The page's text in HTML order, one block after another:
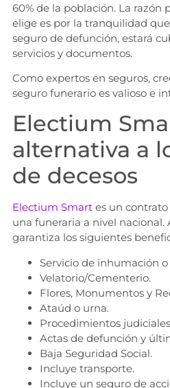
60% de la población. La
elige es por la tranquilidad
seguro de defunción, estará
servicios y documentos.
Como expertos en seguros,
seguro funerario es valioso e
Electium
alternativa a
de decesos
Electium Smartes un contrato
una funeraria a nivel nacional.
garantiza los siguientes
Servicio de inhumación
Velatorio/Cementerio.
Flores, Monumentos y
Ataúd o urna.
Procedimientos
Actas de defunción y
Baja Seguridad Social.
Incluye transporte.
Incluye un seguro de